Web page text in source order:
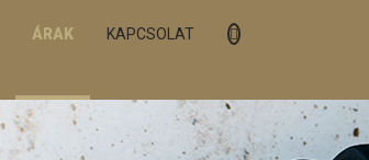
ÁRAK KAPCSOLAT